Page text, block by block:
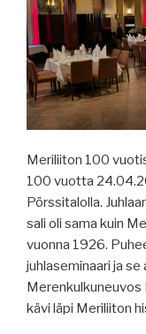
Meriliiton 100
100 vuotta
Pörssitalolla.
sali oli sama kuin
vuonna 1926.
juhlaseminaari ja se
Merenkulkuneuvos
kävi läpi Meriliiton